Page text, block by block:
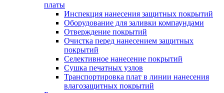
платы
Инспекция нанесения защитных покрытий
Оборудование для заливки компаундами
Отверждение покрытий
Очистка перед нанесением защитных
покрытий
Селективное нанесение покрытий
Сушка печатных узлов
Транспортировка плат в линии нанесения
влагозащитных покрытий